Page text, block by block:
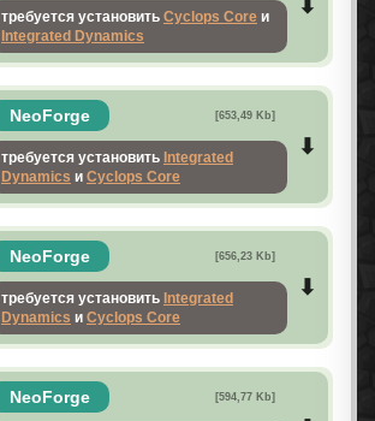
требуется установить Cyclops Core и
Integrated Dynamics
NeoForge [653,49 Kb]
требуется установить Integrated
Dynamics и Cyclops Core
NeoForge [656,23 Kb]
требуется установить Integrated
Dynamics и Cyclops Core
NeoForge [594,77 Kb]